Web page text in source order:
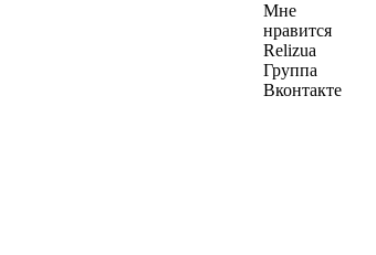
Мне
нравится
Relizua
Группа
Вконтакте